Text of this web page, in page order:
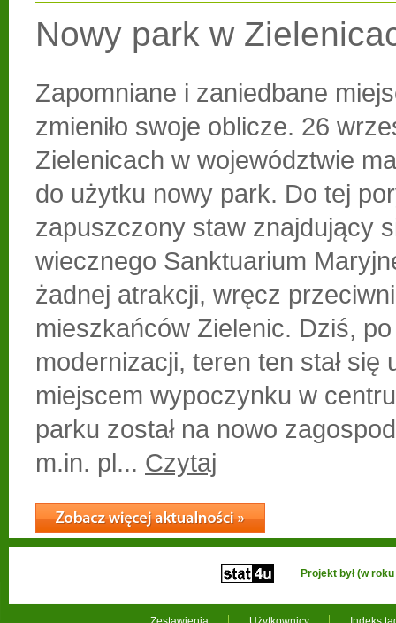
Nowy park w
Zapomniane i zaniedbane
zmieniło swoje oblicze. 26
Zielenicach w województwie
do użytku nowy park. Do tej
zapuszczony staw znajdujący
wiecznego Sanktuarium
żadnej atrakcji, wręcz
mieszkańców Zielenic. Dziś,
modernizacji, teren ten stał się
miejscem wypoczynku w
parku został na nowo
m.in. pl... Czytaj
Projekt był (w